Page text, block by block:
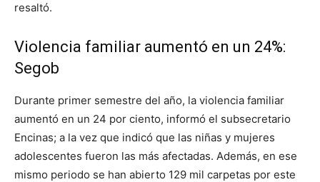
resaltó.
Violencia familiar aumentó en un 24%:
Segob
Durante primer semestre del año, la violencia familiar
aumentó en un 24 por ciento, informó el subsecretario
Encinas; a la vez que indicó que las niñas y mujeres
adolescentes fueron las más afectadas. Además, en ese
mismo periodo se han abierto 129 mil carpetas por este